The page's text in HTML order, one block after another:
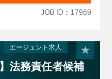
いただく予定です。適
があります。
ショナルな人材の中
が身に付くと同時に、
JOB ID：17969
エージェント求人
法務責任者候補